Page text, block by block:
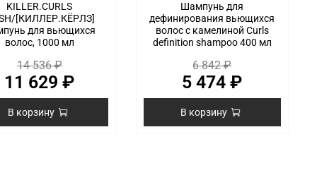
KILLER.CURLS
[КИЛЛЕР.КЁРЛЗ]
для вьющихся
волос, 1000 мл
14 536 ₽
11 629 ₽
В корзину
Шампунь для
дефинирования вьющихся
волос с камелиной Curls
definition shampoo 400 мл
6 842 ₽
5 474 ₽
В корзину